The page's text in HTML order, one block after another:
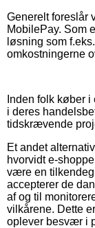
Generelt foreslår
MobilePay. Som
løsning som
omkostningerne
Inden folk køber
i deres
tidskrævende
Et andet
hvorvidt e-
være en
accepterer de
af og til
vilkårene. Dette
oplever besvær i